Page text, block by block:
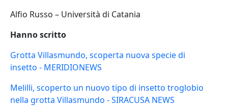
Alfio Russo – Università di Catania
Hanno scritto
Grotta Villasmundo, scoperta nuova specie di
insetto - MERIDIONEWS
Melilli, scoperto un nuovo tipo di insetto troglobio
nella grotta Villasmundo - SIRACUSA NEWS